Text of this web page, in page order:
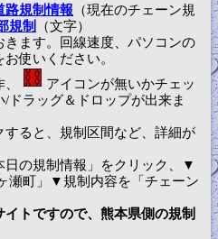
路規制情報 （現在のチェーン規
規制
（文字）
ます。回線速度、パソコンの
使いください。
アイコンが無いかチェッ
ドラッグ＆ドロップが出来ま
ると、規制区間など、詳細が
の規制情報」をクリック、▼
瀬町」▼規制内容を「チェーン
トですので、熊本県側の規制